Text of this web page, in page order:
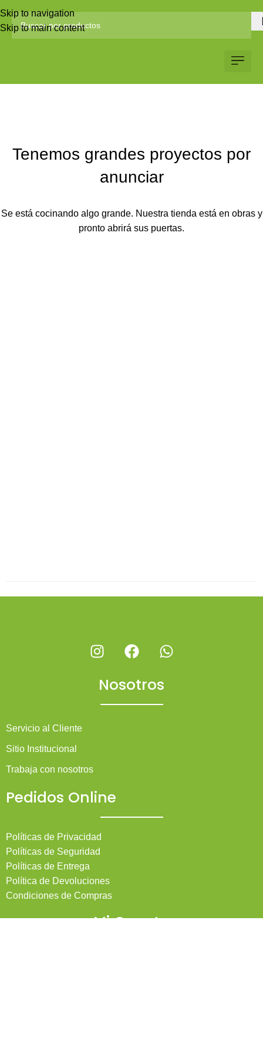
Skip to navigation
Skip to main content
Tenemos grandes proyectos por
anunciar
Se está cocinando algo grande. Nuestra tienda está en obras y
pronto abrirá sus puertas.
Nosotros
Servicio al Cliente
Sitio Institucional
Trabaja con nosotros
Pedidos Online
Políticas de Privacidad
Políticas de Seguridad
Políticas de Entrega
Política de Devoluciones
Condiciones de Compras
Mi Cuenta